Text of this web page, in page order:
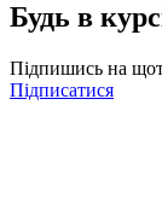
Будь в
Підпишись на
Підписатися